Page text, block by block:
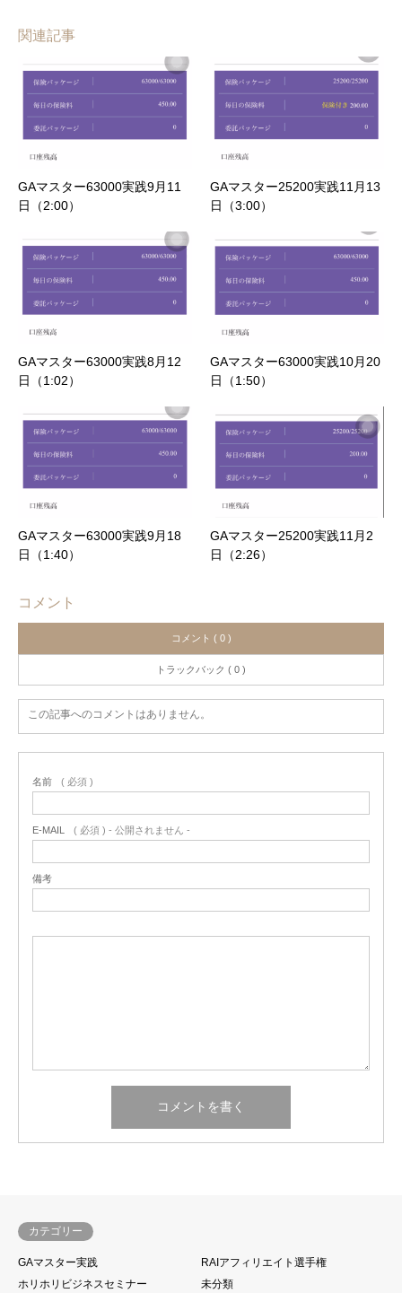
関連記事
GAマスター63000実践9月11
日（2:00）
GAマスター25200実践11月13
日（3:00）
GAマスター63000実践8月12
日（1:02）
GAマスター63000実践10月20
日（1:50）
GAマスター63000実践9月18
日（1:40）
GAマスター25200実践11月2
日（2:26）
コメント
コメント ( 0 )
トラックバック ( 0 )
この記事へのコメントはありません。
名前 ( 必須 )
E-MAIL ( 必須 ) - 公開されません -
備考
カテゴリー
GAマスター実践
RAIアフィリエイト選手権
ホリホリビジネスセミナー
未分類